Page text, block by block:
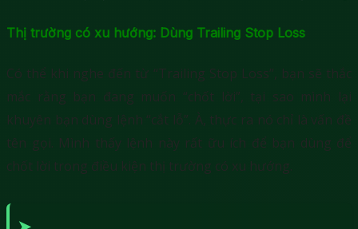
Thị trường có xu hướng: Dùng Trailing Stop Loss
Có thể khi nghe đến từ “Trailing Stop Loss”, bạn sẽ thắc
mắc rằng bạn đang muốn “chốt lời”, tại sao mình lại
khuyên bạn dùng lệnh “cắt lỗ”. À, thực ra nó chỉ là vấn đề
tên gọi. Mình thấy lệnh này rất ữu ích để bạn dùng để
chốt lời trong điều kiện thị trường có xu hướng.